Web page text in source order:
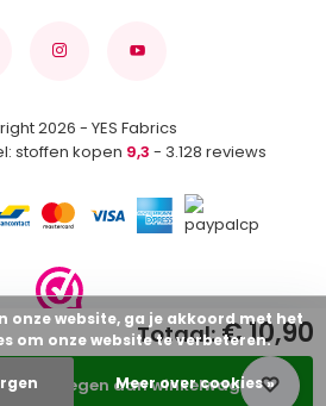
Toevoegen aan winkelwagen
Totaal:€ 10,90
2026 - YES Fabrics
stoffen kopen 9,3 - 3.128 reviews
onze website, ga je akkoord met het
om onze website te verbeteren.
Meer over cookies »